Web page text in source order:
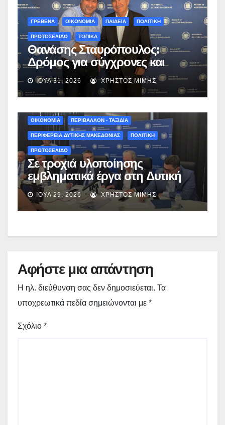
ΓΡΕΒΕΝΑ ΟΙΚΟΝΟΜΙΑ ΠΑΙΔΕΙΑ ΠΟΛΙΤΙΚΗ
ΠΡΩΤΟΣΕΛΙΔΟ ΤΟΠΙΚΑ
Θανάσης Σταυρόπουλος:
Δρόμος για σύγχρονες και
«πράσινες» σχολικές αυλές στα
Γρεβενά μετά από συζήτηση με
τον Αναπληρωτή Υπουργό
Εθνικής Οικονομίας και
Οικονομικών, Νίκο Παπαθανάση
ΙΟΎΛ 31, 2026 ΧΡΉΣΤΟΣ ΜΊΜΗΣ
ΟΙΚΟΝΟΜΙΑ ΠΕΡΙΒΑΛΛΟΝ - ΤΑΞΙΔΙΑ
ΠΕΡΙΦΕΡΕΙΑ ΔΥΤΙΚΗΣ ΜΑΚΕΔΟΝΙΑΣ ΠΟΛΙΤΙΚΗ
ΠΡΩΤΟΣΕΛΙΔΟ
Σε τροχιά υλοποίησης
εμβληματικά έργα στη Δυτική
Μακεδονία: Ο απολογισμός του
Γιώργου Αμανατίδη μετά την
κυβερνητική περιοδεία –
ΙΟΎΛ 29, 2026 ΧΡΉΣΤΟΣ ΜΊΜΗΣ
Αφήστε μια απάντηση
Η ηλ. διεύθυνση σας δεν δημοσιεύεται. Τα
υποχρεωτικά πεδία σημειώνονται με *
Σχόλιο *